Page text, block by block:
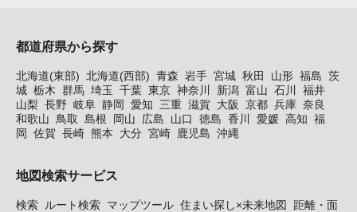
都道府県から探す
北海道(東部) 北海道(西部) 青森 岩手 宮城 秋田 山形 福島 茨
城 栃木 群馬 埼玉 千葉 東京 神奈川 新潟 富山 石川
福井
山梨 長野 岐阜 静岡 愛知 三重 滋賀 大阪 京都 兵庫 奈良
和歌山 鳥取 島根 岡山 広島 山口 徳島 香川 愛媛 高知 福
岡
佐賀 長崎 熊本 大分 宮崎 鹿児島 沖縄
地図検索サービス
検索 ルート検索 マップツール 住まい探し×未来地図
距離・面